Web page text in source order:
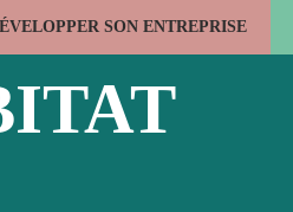
SON ENTREPRISE